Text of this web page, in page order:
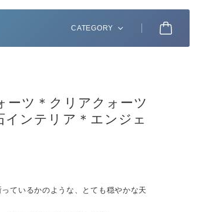
CATEGORY
ーツ＊クリアクォーツ
インテリア＊エンジェ
ているかのような、とても穏やかな天